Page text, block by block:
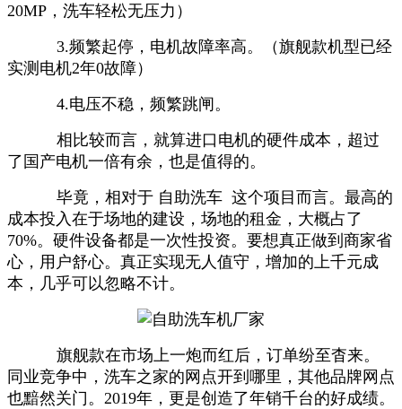
20MP，洗车轻松无压力）
3.频繁起停，电机故障率高。（旗舰款机型已经
实测电机2年0故障）
4.电压不稳，频繁跳闸。
相比较而言，就算进口电机的硬件成本，超过
了国产电机一倍有余，也是值得的。
毕竟，相对于 自助洗车 这个项目而言。最高的
成本投入在于场地的建设，场地的租金，大概占了
70%。硬件设备都是一次性投资。要想真正做到商家省
心，用户舒心。真正实现无人值守，增加的上千元成
本，几乎可以忽略不计。
旗舰款在市场上一炮而红后，订单纷至杳来。
同业竞争中， 洗车之家的网点开到哪里，其他品牌网点
也黯然关门。2019年，更是创造了年销千台的好成绩。